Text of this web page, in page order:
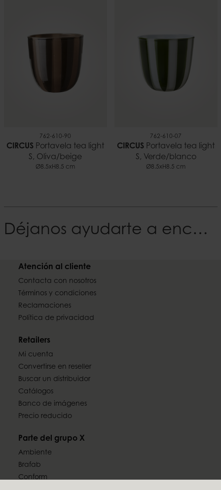
762-610-90
CIRCUS Portavela tea light
S, Oliva/beige
Ø8.5xH8.5 cm
762-610-07
CIRCUS Portavela tea light
S, Verde/blanco
Ø8.5xH8.5 cm
Déjanos ayudarte a encontrar tu Estilo
Atención al cliente
Contacta con nosotros
Términos y condiciones
Reclamaciones
Política de privacidad
Retailers
Mi cuenta
Convertirse en reseller
Buscar un distribuidor
Catálogos
Banco de imágenes
Precio reducido
Parte del grupo X
Ambiente
Brafab
Conform